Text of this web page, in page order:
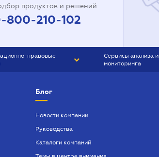
продуктов и решений
800-210-102
правовые
ПРОФ
ПРОФ
Сервисы анализа и
мониторинга
Блог
Новости компании
Руководства
Каталоги компаний